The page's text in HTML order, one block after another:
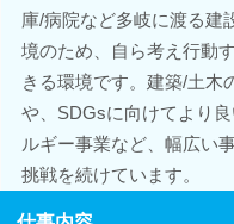
庫/病院など多岐に渡る建
境のため、自ら考え行動
きる環境です。建築/土木
や、SDGsに向けてより
ルギー事業など、幅広い
挑戦を続けています。